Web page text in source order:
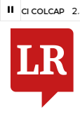
2.350,94